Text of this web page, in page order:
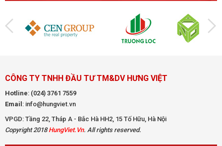
CÔNG TY TNHH ĐẦU TƯ TM&DV HƯNG VIỆT
Hotline: (024) 3761 7559
Email : info@hungviet.vn
VPGD: Tầng 22, Tháp A - Bắc Hà HH2, 15 Tố Hữu, Hà Nội
Copyright 2018HungViet.Vn. All rights reserved.